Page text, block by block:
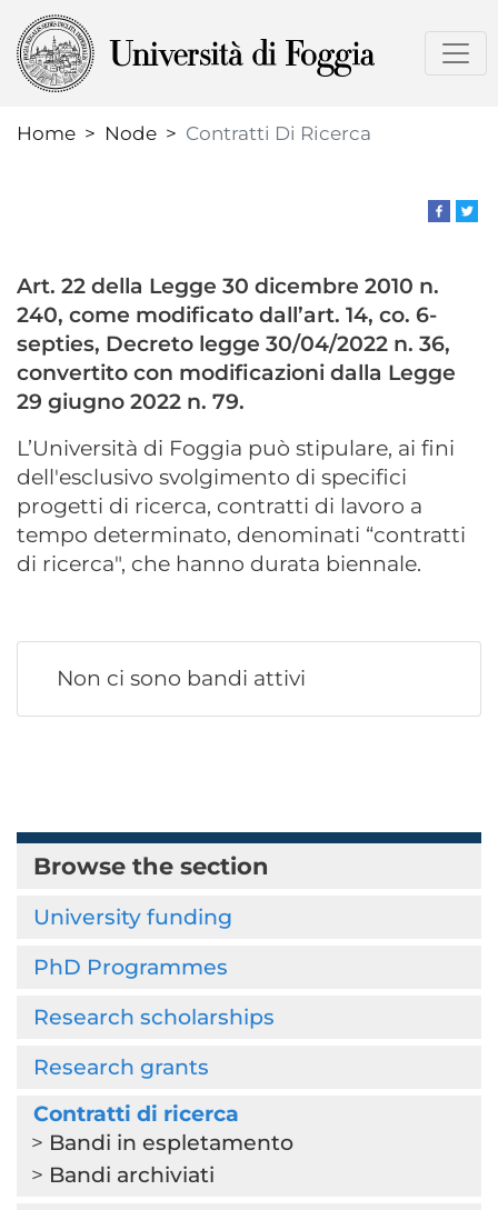
to
Home
Node Contratti Di Ricerca
Art. 22 della Legge 30 dicembre 2010 n.
240, come modificato dall’art. 14, co. 6-
septies, Decreto legge 30/04/2022 n. 36,
convertito con modificazioni dalla Legge
29 giugno 2022 n. 79.
L’Università di Foggia può stipulare, ai fini
dell'esclusivo svolgimento di specifici
progetti di ricerca, contratti di lavoro a
tempo determinato, denominati “contratti
di ricerca", che hanno durata biennale.
Non ci sono bandi attivi
Browse the section
University funding
PhD Programmes
Research scholarships
Research grants
Contratti di ricerca
Bandi in espletamento
Bandi archiviati